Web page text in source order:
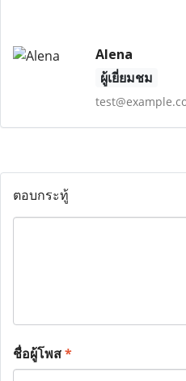
Alena
ผู้เยี่ยมชม
ตอบกระทู้
ชื่อผู้โพส*